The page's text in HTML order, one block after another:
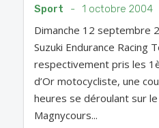
Sport - 1 octobre 2004
Dimanche 12 septembre
Suzuki Endurance Racing
respectivement pris les
d’Or motocycliste, une
heures se déroulant sur
Magnycours...